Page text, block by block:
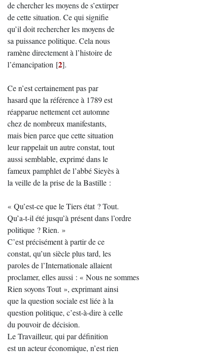
de chercher les moyens de s’extirper
de cette situation. Ce qui signifie
qu’il doit rechercher les moyens de
sa puissance politique. Cela nous
ramène directement à l’histoire de
l’émancipation [2].
Ce n’est certainement pas par
hasard que la référence à 1789 est
réapparue nettement cet automne
chez de nombreux manifestants,
mais bien parce que cette situation
leur rappelait un autre constat, tout
aussi semblable, exprimé dans le
fameux pamphlet de l’abbé Sieyès à
la veille de la prise de la Bastille :
« Qu’est-ce que le Tiers état ? Tout.
Qu’a-t-il été jusqu’à présent dans l’ordre
politique ? Rien. »
C’est précisément à partir de ce
constat, qu’un siècle plus tard, les
paroles de l’Internationale allaient
proclamer, elles aussi : « Nous ne sommes
Rien soyons Tout », exprimant ainsi
que la question sociale est liée à la
question politique, c’est-à-dire à celle
du pouvoir de décision.
Le Travailleur, qui par définition
est un acteur économique, n’est rien